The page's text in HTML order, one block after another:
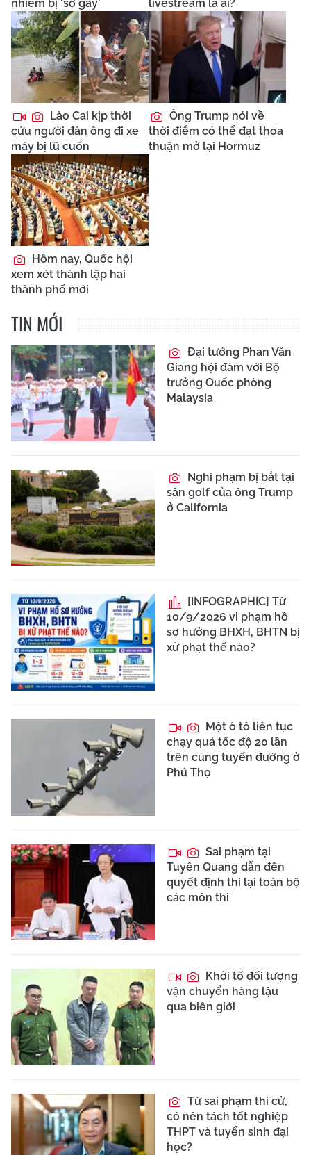
nhiễm bị 'sờ gáy' livestream là ai?
Lào Cai kịp thời
cứu người đàn ông đi xe
máy bị lũ cuốn
Ông Trump nói về
thời điểm có thể đạt thỏa
thuận mở lại Hormuz
Hôm nay, Quốc hội
xem xét thành lập hai
thành phố mới
TIN MỚI
Đại tướng Phan Văn
Giang hội đàm với Bộ
trưởng Quốc phòng
Malaysia
Nghi phạm bị bắt tại
sân golf của ông Trump
ở California
[INFOGRAPHIC] Từ
10/9/2026 vi phạm hồ
sơ hưởng BHXH, BHTN bị
xử phạt thế nào?
Một ô tô liên tục
chạy quá tốc độ 20 lần
trên cùng tuyến đường ở
Phú Thọ
Sai phạm tại
Tuyên Quang dẫn đến
quyết định thi lại toàn bộ
các môn thi
Khởi tố đối tượng
vận chuyển hàng lậu
qua biên giới
Từ sai phạm thi cử,
có nên tách tốt nghiệp
THPT và tuyển sinh đại
học?